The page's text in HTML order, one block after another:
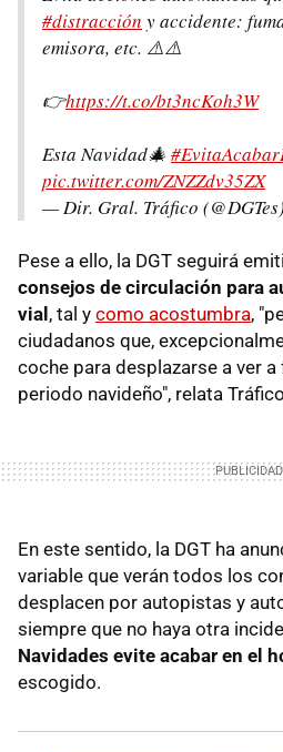
#distracción y accidente:
emisora, etc. ⚠️⚠️
👉https://t.co/bt3ncKoh3W
Esta Navidad🎄
pic.twitter.com/ZNZZdv35ZX
— Dir. Gral. Tráfico (@DGTes)
Pese a ello, la DGT seguirá
consejos de circulación para
vial, tal y como acostumbra,
ciudadanos que,
coche para desplazarse a ver
periodo navideño", relata
En este sentido, la DGT ha
variable que verán todos los
desplacen por autopistas y
siempre que no haya otra
Navidades evite acabar en el
escogido.